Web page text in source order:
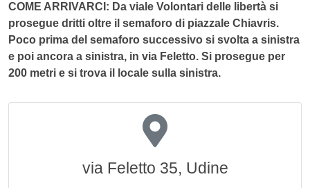
COME ARRIVARCI: Da viale Volontari delle libertà si
prosegue dritti oltre il semaforo di piazzale Chiavris.
Poco prima del semaforo successivo si svolta a sinistra
e poi ancora a sinistra, in via Feletto. Si prosegue per
200 metri e si trova il locale sulla sinistra.
via Feletto 35, Udine